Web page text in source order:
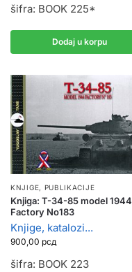
šifra: BOOK 225*
Dodaj u korpu
KNJIGE, PUBLIKACIJE
Knjiga: T-34-85 model 1944
Factory No183
Knjige, katalozi...
900,00 рсд
šifra: BOOK 223